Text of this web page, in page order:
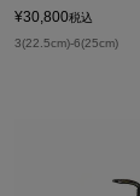
¥30,800税込
3(22.5cm)-6(25cm)